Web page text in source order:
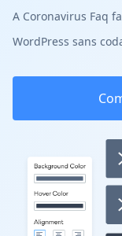
A Coronavirus Faq
WordPress sans